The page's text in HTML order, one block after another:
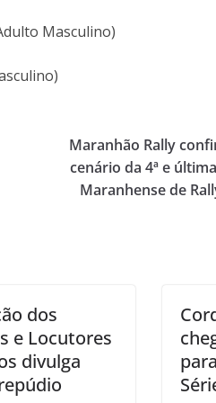
Masculino)
Maranhão Rally
cenário da 4ª e
Maranhense de
dos
e Locutores
divulga